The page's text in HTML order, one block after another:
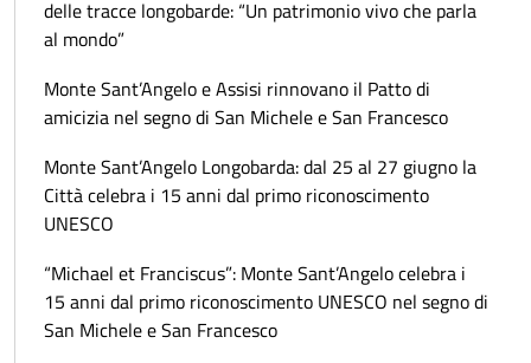
delle tracce longobarde: “Un patrimonio vivo che parla
al mondo”
Monte Sant’Angelo e Assisi rinnovano il Patto di
amicizia nel segno di San Michele e San Francesco
Monte Sant’Angelo Longobarda: dal 25 al 27 giugno la
Città celebra i 15 anni dal primo riconoscimento
UNESCO
“Michael et Franciscus”: Monte Sant’Angelo celebra i
15 anni dal primo riconoscimento UNESCO nel segno di
San Michele e San Francesco